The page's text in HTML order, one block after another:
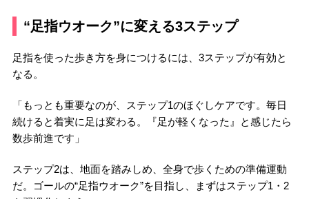
“足指ウオーク”に変える3ステップ
足指を使った歩き方を身につけるには、3ステップが有効と
なる。
「もっとも重要なのが、ステップ1のほぐしケアです。毎日
続けると着実に足は変わる。『足が軽くなった』と感じたら
数歩前進です」
ステップ2は、地面を踏みしめ、全身で歩くための準備運動
だ。ゴールの“足指ウオーク”を目指し、まずはステップ1・2